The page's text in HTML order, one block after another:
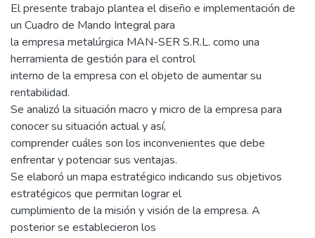
El presente trabajo plantea el diseño e implementación de
un Cuadro de Mando Integral para
la empresa metalúrgica MAN-SER S.R.L. como una
herramienta de gestión para el control
interno de la empresa con el objeto de aumentar su
rentabilidad.
Se analizó la situación macro y micro de la empresa para
conocer su situación actual y así,
comprender cuáles son los inconvenientes que debe
enfrentar y potenciar sus ventajas.
Se elaboró un mapa estratégico indicando sus objetivos
estratégicos que permitan lograr el
cumplimiento de la misión y visión de la empresa. A
posterior se establecieron los